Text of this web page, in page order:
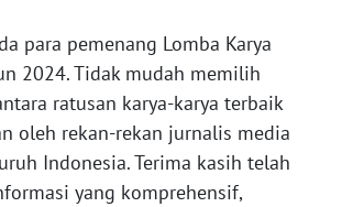
para pemenang Lomba Karya
2024. Tidak mudah memilih
ratusan karya-karya terbaik
oleh rekan-rekan jurnalis media
Indonesia. Terima kasih telah
yang komprehensif,